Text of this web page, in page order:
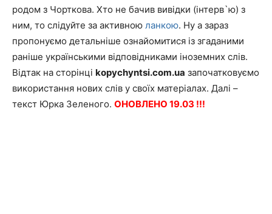
родом з Чорткова. Хто не бачив вивідки (інтерв`ю) з
ним, то слідуйте за активною ланкою. Ну а зараз
пропонуємо детальніше ознайомитися із згаданими
раніше українськими відповідниками іноземних слів.
Відтак на сторінці kopychyntsi.com.ua започатковуємо
використання нових слів у своїх матеріалах. Далі –
текст Юрка Зеленого. ОНОВЛЕНО 19.03 !!!